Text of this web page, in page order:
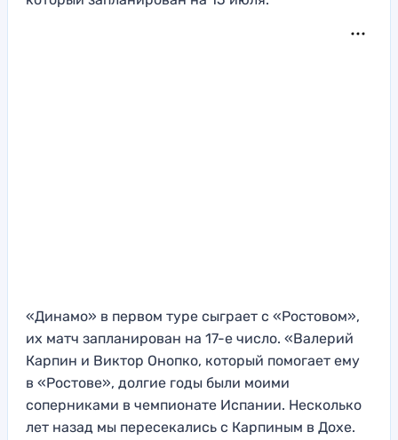
«Динамо» в первом туре сыграет с «Ростовом»,
их матч запланирован на 17-е число. «Валерий
Карпин и Виктор Онопко, который помогает ему
в «Ростове», долгие годы были моими
соперниками в чемпионате Испании. Несколько
лет назад мы пересекались с Карпиным в Дохе.